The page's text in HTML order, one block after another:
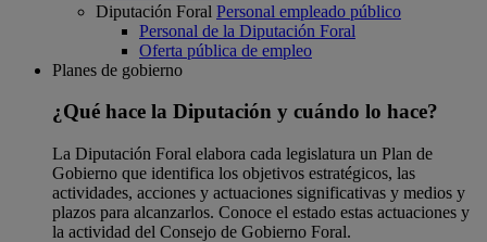
Diputación Foral Personal empleado público
Personal de la Diputación Foral
Oferta pública de empleo
Planes de gobierno
¿Qué hace la Diputación y cuándo lo hace?
La Diputación Foral elabora cada legislatura un Plan de
Gobierno que identifica los objetivos estratégicos, las
actividades, acciones y actuaciones significativas y medios y
plazos para alcanzarlos. Conoce el estado estas actuaciones y
la actividad del Consejo de Gobierno Foral.